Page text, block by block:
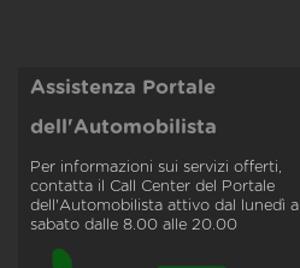
Assistenza Portale
dell'Automobilista
Per informazioni sui servizi offerti,
contatta il Call Center del Portale
dell'Automobilista attivo dal lunedì al
sabato dalle 8.00 alle 20.00